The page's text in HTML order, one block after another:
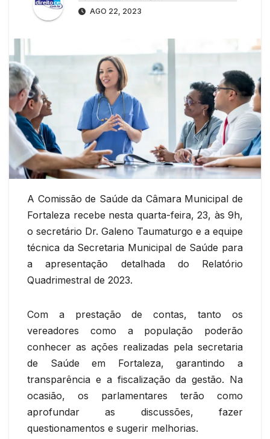
AGO 22, 2023
A Comissão de Saúde da Câmara Municipal de
Fortaleza recebe nesta quarta-feira, 23, às 9h,
o secretário Dr. Galeno Taumaturgo e a equipe
técnica da Secretaria Municipal de Saúde para
a apresentação detalhada do Relatório
Quadrimestral de 2023.
Com a prestação de contas, tanto os
vereadores como a população poderão
conhecer as ações realizadas pela secretaria
de Saúde em Fortaleza, garantindo a
transparência e a fiscalização da gestão. Na
ocasião, os parlamentares terão como
aprofundar as discussões, fazer
questionamentos e sugerir melhorias.